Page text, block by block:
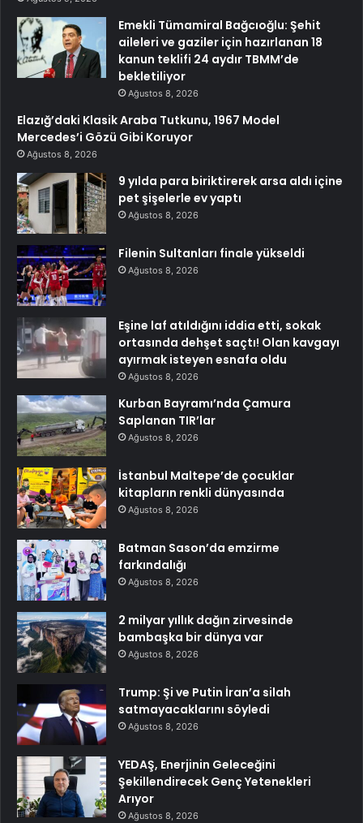
Emekli Tümamiral Bağcıoğlu: Şehit
aileleri ve gaziler için hazırlanan 18
kanun teklifi 24 aydır TBMM’de
bekletiliyor
Ağustos 8, 2026
Elazığ’daki Klasik Araba Tutkunu, 1967 Model
Mercedes’i Gözü Gibi Koruyor
Ağustos 8, 2026
9 yılda para biriktirerek arsa aldı içine
pet şişelerle ev yaptı
Ağustos 8, 2026
Filenin Sultanları finale yükseldi
Ağustos 8, 2026
Eşine laf atıldığını iddia etti, sokak
ortasında dehşet saçtı! Olan kavgayı
ayırmak isteyen esnafa oldu
Ağustos 8, 2026
Kurban Bayramı’nda Çamura
Saplanan TIR’lar
Ağustos 8, 2026
İstanbul Maltepe’de çocuklar
kitapların renkli dünyasında
Ağustos 8, 2026
Batman Sason’da emzirme
farkındalığı
Ağustos 8, 2026
2 milyar yıllık dağın zirvesinde
bambaşka bir dünya var
Ağustos 8, 2026
Trump: Şi ve Putin İran’a silah
satmayacaklarını söyledi
Ağustos 8, 2026
YEDAŞ, Enerjinin Geleceğini
Şekillendirecek Genç Yetenekleri
Arıyor
Ağustos 8, 2026